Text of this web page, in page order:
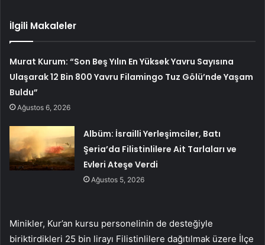
İlgili Makaleler
Murat Kurum: “Son Beş Yılın En Yüksek Yavru Sayısına
Ulaşarak 12 Bin 800 Yavru Filamingo Tuz Gölü’nde Yaşam
Buldu”
Ağustos 6, 2026
Albüm: İsrailli Yerleşimciler, Batı
Şeria’da Filistinlilere Ait Tarlaları ve
Evleri Ateşe Verdi
Ağustos 5, 2026
Minikler, Kur’an kursu personelinin de desteğiyle
biriktirdikleri 25 bin lirayı Filistinlilere dağıtılmak üzere İlçe